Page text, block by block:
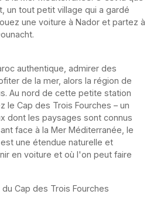
un tout petit village qui a gardé
une voiture à Nador et partez à
authentique, admirer des
de la mer, alors la région de
Au nord de cette petite station
le Cap des Trois Fourches – un
dont les paysages sont connus
face à la Mer Méditerranée, le
une étendue naturelle et
en voiture et où l'on peut faire
Cap des Trois Fourches